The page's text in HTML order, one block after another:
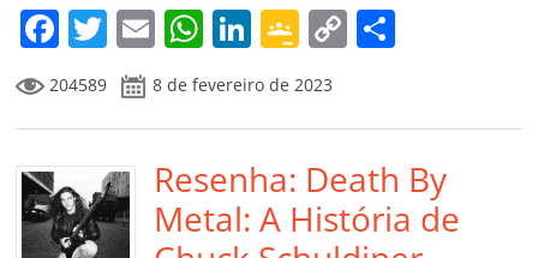
F
a
c
e
b
o
T
w
itt
er
E
m
ai
l
W
at
s
A
p
Li
k
e
dI
n
G
o
o
gl
e
Cl
C
y
Li
n
p
ar
til
204589 8 de fevereiro de 2023
Resenha: Death By
Metal: A História de